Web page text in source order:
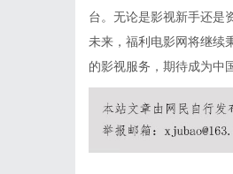
台。无论是影视新手还是
未来，福利电影网将继续
的影视服务，期待成为中